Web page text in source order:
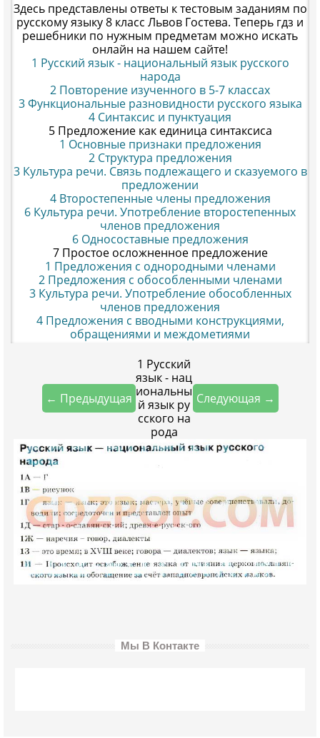
Здесь представлены ответы к тестовым заданиям по
русскому языку 8 класс Львов Гостева. Теперь гдз и
решебники по нужным предметам можно искать
онлайн на нашем сайте!
1 Русский язык - национальный язык русского
народа
2 Повторение изученного в 5-7 классах
3 Функциональные разновидности русского языка
4 Синтаксис и пунктуация
5 Предложение как единица синтаксиса
1 Основные признаки предложения
2 Структура предложения
3 Культура речи. Связь подлежащего и сказуемого в
предложении
4 Второстепенные члены предложения
6 Культура речи. Употребление второстепенных
членов предложения
6 Односоставные предложения
7 Простое осложненное предложение
1 Предложения с однородными членами
2 Предложения с обособленными членами
3 Культура речи. Употребление обособленных
членов предложения
4 Предложения с вводными конструкциями,
обращениями и междометиями
← Предыдущая
1 Русский
язык - нац
иональны
й язык ру
сского на
рода
Следующая →
Мы В Контакте